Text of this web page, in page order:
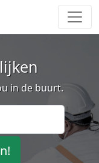
in de buurt.